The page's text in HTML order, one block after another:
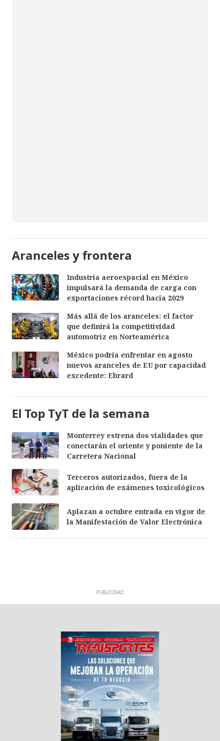
Aranceles y frontera
Industria aeroespacial en México
impulsará la demanda de carga con
exportaciones récord hacia 2029
Más allá de los aranceles: el factor
que definirá la competitividad
automotriz en Norteamérica
México podría enfrentar en agosto
nuevos aranceles de EU por capacidad
excedente: Ebrard
El Top TyT de la semana
Monterrey estrena dos vialidades que
conectarán el oriente y poniente de la
Carretera Nacional
Terceros autorizados, fuera de la
aplicación de exámenes toxicológicos
Aplazan a octubre entrada en vigor de
la Manifestación de Valor Electrónica
PUBLICIDAD